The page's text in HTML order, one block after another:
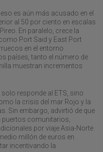
es aún más acusado en el
al 50 por ciento en escalas
En paralelo, crece la
Port Said y East Port
en el entorno
países, tanto el número de
muestran incrementos
responde al ETS, sino
la crisis del mar Rojo y la
Sin embargo, advirtió de que
puertos comunitarios,
por viaje Asia-Norte
millón de euros en
incentivando la